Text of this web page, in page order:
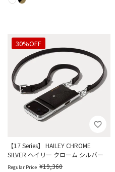
【17 Series】 HAILEY CHROME
SILVER ヘイリー クローム シルバー
30%OFF
Regular Price ¥19,360